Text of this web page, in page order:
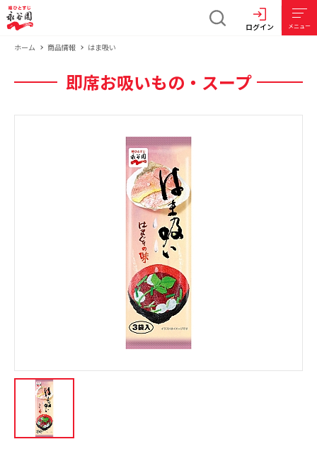
ログイン メニュー
ホーム 商品情報 はま吸い
即席お吸いもの・スープ